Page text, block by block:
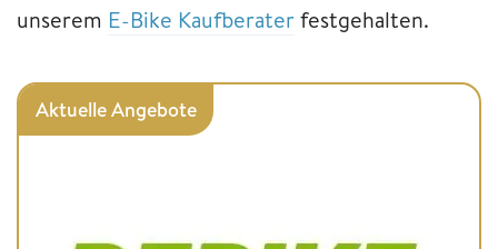
unserem E-Bike Kaufberaterfestgehalten.
Aktuelle Angebote